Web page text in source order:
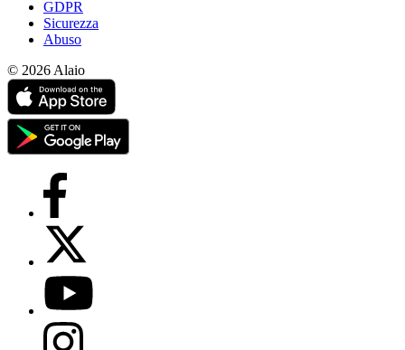
GDPR
Sicurezza
Abuso
© 2026 Alaio